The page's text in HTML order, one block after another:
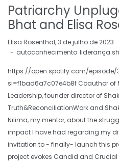
Patriarchy
Bhat and Elisa
by
Elisa Rosenthal 3 de julho de 2023
autoconhecimento liderança
https://open.spotify.com/episode/
si=f1bad6a7c07e4b8f Coauthor of
Leadership, founder director of
Truth&ReconciliationWork and
Nilima, my mentor, about the
impact I have had regarding my
invitation to - finally- launch this
project evokes Candid and Crucial